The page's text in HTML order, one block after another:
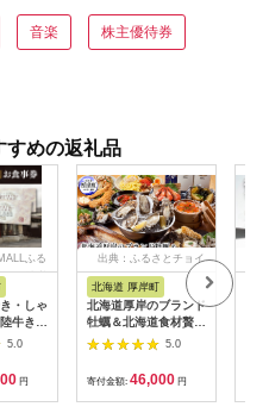
音楽 株主優待券
すめの返礼品
ふる
さと納税
・しゃ
牛きく
円
陸牛
すき焼
茨城県
円
5.0
円
出典：ふるさとチョイ
北海道 厚岸町
北海道厚岸のブランド
牡蠣＆北海道食材贅沢
コース（2名様用）お
食事券 [№5863-
5.0
寄付金額: 46,000 円